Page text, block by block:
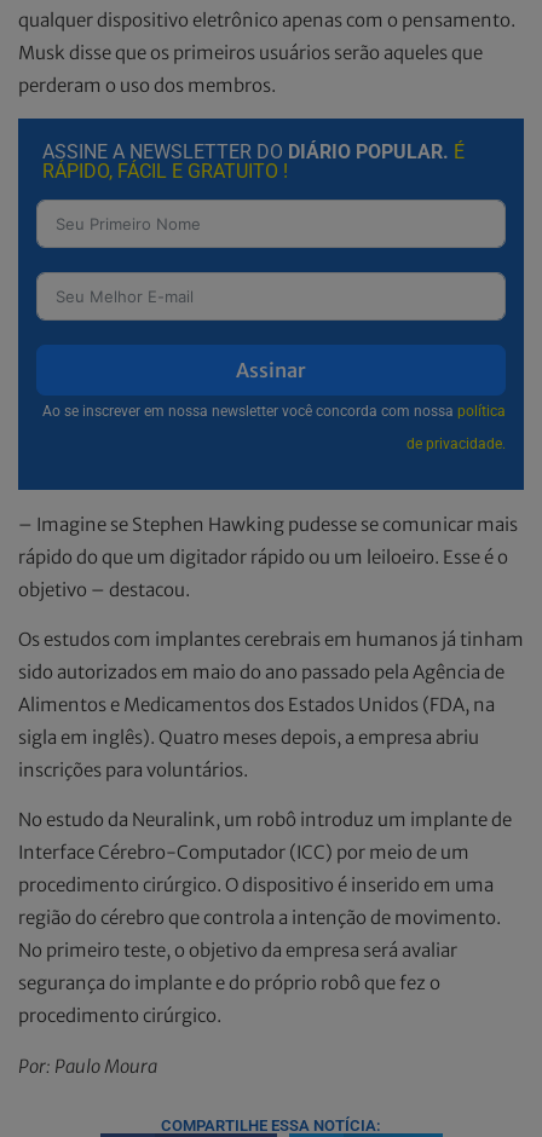
qualquer dispositivo eletrônico apenas com o pensamento.
Musk disse que os primeiros usuários serão aqueles que
perderam o uso dos membros.
ASSINE A NEWSLETTER DO DIÁRIO POPULAR. É
RÁPIDO, FÁCIL E GRATUITO !
Assinar
Ao se inscrever em nossa newsletter você concorda com nossa política
de privacidade.
– Imagine se Stephen Hawking pudesse se comunicar mais
rápido do que um digitador rápido ou um leiloeiro. Esse é o
objetivo – destacou.
Os estudos com implantes cerebrais em humanos já tinham
sido autorizados em maio do ano passado pela Agência de
Alimentos e Medicamentos dos Estados Unidos (FDA, na
sigla em inglês). Quatro meses depois, a empresa abriu
inscrições para voluntários.
No estudo da Neuralink, um robô introduz um implante de
Interface Cérebro-Computador (ICC) por meio de um
procedimento cirúrgico. O dispositivo é inserido em uma
região do cérebro que controla a intenção de movimento.
No primeiro teste, o objetivo da empresa será avaliar
segurança do implante e do próprio robô que fez o
procedimento cirúrgico.
Por: Paulo Moura
COMPARTILHE ESSA NOTÍCIA: